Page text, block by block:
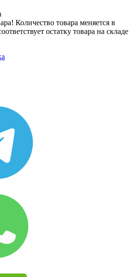
Количество товара меняется в
остатку товара на складе